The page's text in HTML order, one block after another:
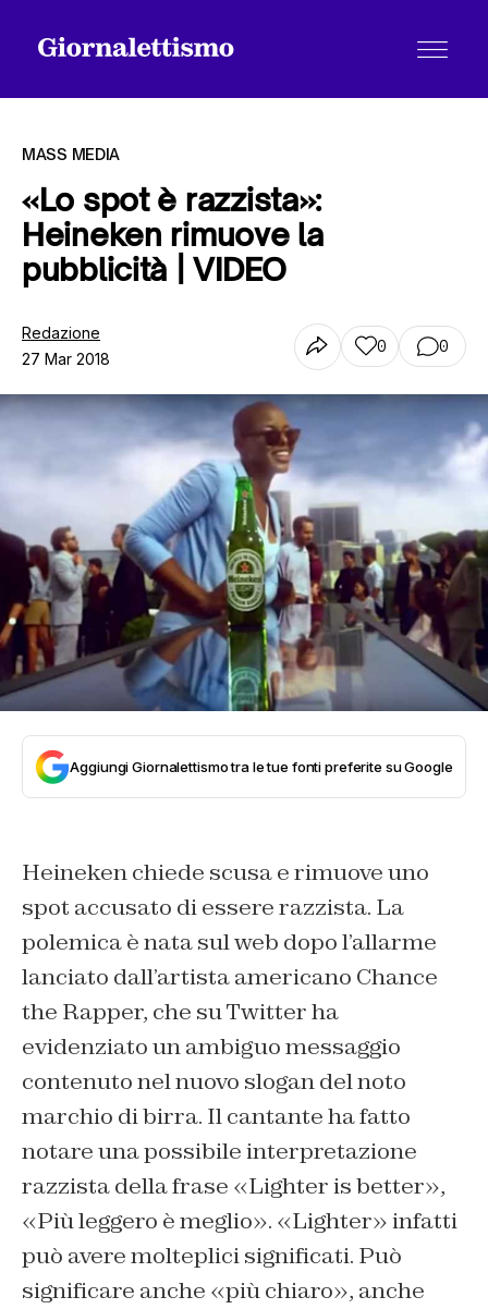
Tutti gli articoli
Chi siamo
Contatti
MASS MEDIA
«Lo spot è razzista»:
Heineken rimuove la
pubblicità | VIDEO
Redazione
27 Mar 2018
0 0
Aggiungi Giornalettismo tra le tue fonti preferite su Google
Heineken chiede scusa e rimuove uno
spot accusato di essere razzista. La
polemica è nata sul web dopo l’allarme
lanciato dall’artista americano Chance
the Rapper, che su Twitter ha
evidenziato un ambiguo messaggio
contenuto nel nuovo slogan del noto
marchio di birra. Il cantante ha fatto
notare una possibile interpretazione
razzista della frase «Lighter is better»,
«Più leggero è meglio». «Lighter» infatti
può avere molteplici significati. Può
significare anche «più chiaro», anche